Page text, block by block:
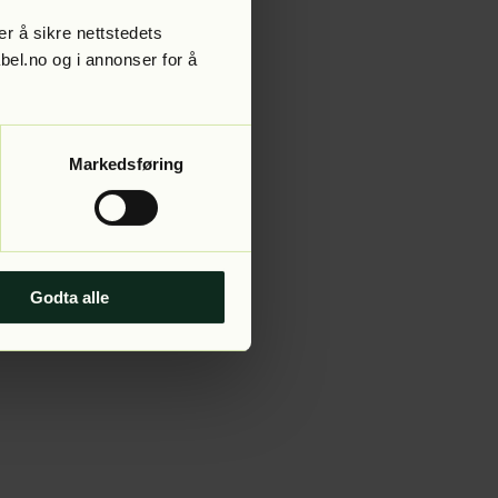
å sikre nettstedets
og i annonser for å
Markedsføring
Godta alle